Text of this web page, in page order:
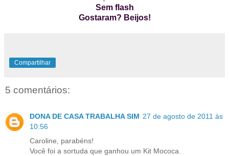
Sem flash
Gostaram? Beijos!
Compartilhar
5 comentários:
DONA DE CASA TRABALHA SIM 27 de agosto de 2011 às
10:56
Caroline, parabéns!
Você foi a sortuda que ganhou um Kit Mococa.